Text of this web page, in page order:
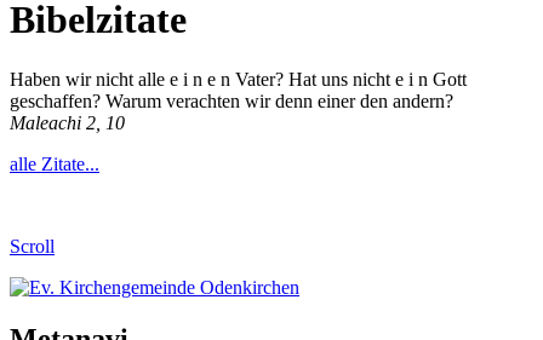
Bibelzitate
Haben wir nicht alle e i n e n Vater? Hat uns nicht e i n Gott
geschaffen? Warum verachten wir denn einer den andern?
Maleachi 2, 10
alle Zitate...
Scroll